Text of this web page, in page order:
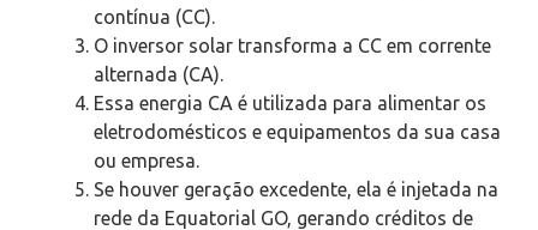
contínua (CC).
O inversor solar transforma a CC em corrente
alternada (CA).
Essa energia CA é utilizada para alimentar os
eletrodomésticos e equipamentos da sua casa
ou empresa.
Se houver geração excedente, ela é injetada na
rede da Equatorial GO, gerando créditos de